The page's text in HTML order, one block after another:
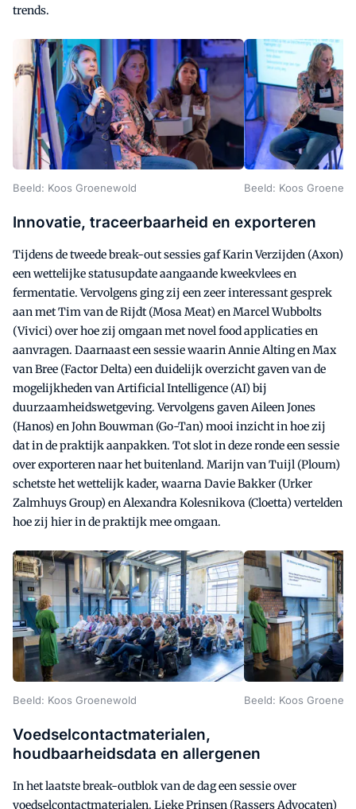
trends.
Beeld: Koos Groenewold Beeld: Koos
Innovatie, traceerbaarheid en exporteren
Tijdens de tweede break-out sessies gaf Karin Verzijden (Axon)
een wettelijke statusupdate aangaande kweekvlees en
fermentatie. Vervolgens ging zij een zeer interessant gesprek
aan met Tim van de Rijdt (Mosa Meat) en Marcel Wubbolts
(Vivici) over hoe zij omgaan met novel food applicaties en
aanvragen. Daarnaast een sessie waarin Annie Alting en Max
van Bree (Factor Delta) een duidelijk overzicht gaven van de
mogelijkheden van Artificial Intelligence (AI) bij
duurzaamheidswetgeving. Vervolgens gaven Aileen Jones
(Hanos) en John Bouwman (Go-Tan) mooi inzicht in hoe zij
dat in de praktijk aanpakken. Tot slot in deze ronde een sessie
over exporteren naar het buitenland. Marijn van Tuijl (Ploum)
schetste het wettelijk kader, waarna Davie Bakker (Urker
Zalmhuys Group) en Alexandra Kolesnikova (Cloetta) vertelden
hoe zij hier in de praktijk mee omgaan.
Beeld: Koos Groenewold Beeld: Koos
Voedselcontactmaterialen,
houdbaarheidsdata en allergenen
In het laatste break-outblok van de dag een sessie over
voedselcontactmaterialen. Lieke Prinsen (Rassers Advocaten)